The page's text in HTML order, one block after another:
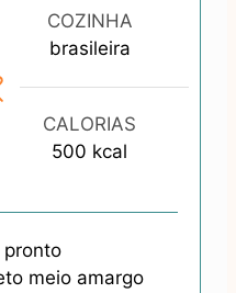
COZINHA
brasileira
CALORIAS
500 kcal
pronto
meio amargo